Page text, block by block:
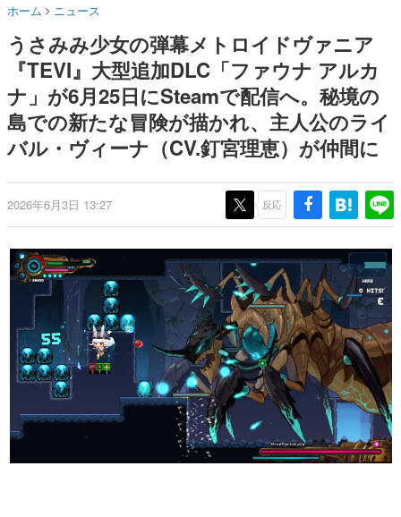
名作ゲームクリエイターの方々に製作時のエピソードをお
きます。
赫本
この物語を解いてはいけない。『赫本』は、〈試験問題〉
の形をした短編ホラー小説集です。
新世代に訊く
これからのデジタルゲーム市場を担う若きクリエイター達
ゲーム世代の作家たち
ゲームに多大な影響を受けた作家さんに取材し、ゲームが
画です。
日本モバイルゲーム産業史
日本のモバイルゲーム史における主要なトピック・タイト
ルを網羅するほか、開発者へのインタビューや識者による
解説を掲載。約20年の歴史が一望できる決定版！
若ゲのいたり〜ゲームクリエイターの青春〜
『うつヌケ』『ペンと箸』等で知られるマンガ家・田中圭
一先生によるゲーム業界レポートマンガです。
なんでゲームは面白い？
ゲーム開発者・hamatsu氏がゲームの魅力を画面や操作の
具体的な形から解き明かしていく、硬派で骨太な評論連載
て、BPOが議論を交わす
ホーム ニュース
うさみみ少女の弾幕メトロイドヴァニア
『TEVI』大型追加DLC「ファウナ アルカ
ナ」が6月25日にSteamで配信へ。秘境の
島での新たな冒険が描かれ、主人公のライ
バル・ヴィーナ（CV.釘宮理恵）が仲間に
2026年6月3日 13:27 反応